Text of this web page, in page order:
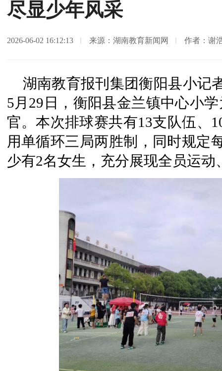
尽显少年风采
2026-06-02 16:12:13 来源：湖南教育新闻网 作者：谢
湖南教育报刊集团衡阳县小记
5月29日，衡阳县金兰镇中心小
官。本次排球赛共有13支队伍、
用单循环三局两胜制，同时规定
少有2名女生，充分展现全员运